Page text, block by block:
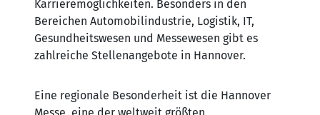
Karrieremöglichkeiten. Besonders in den
Bereichen Automobilindustrie, Logistik, IT,
Gesundheitswesen und Messewesen gibt es
zahlreiche Stellenangebote in Hannover.
Eine regionale Besonderheit ist die Hannover